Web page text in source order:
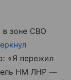
в зоне СВО
«Я пережил
НМ ЛНР —